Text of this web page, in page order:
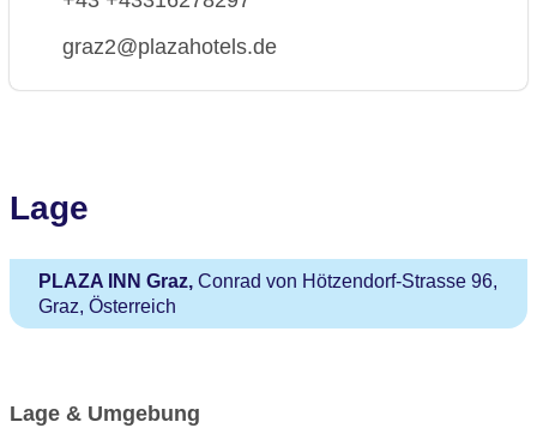
graz2@plazahotels.de
Lage
PLAZA INN Graz,Conrad von Hötzendorf-Strasse 96,
Graz, Österreich
Lage & Umgebung